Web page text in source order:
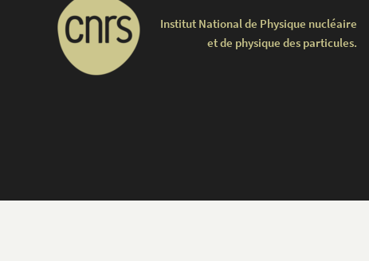
Institut National de Physique nucléaire
et de physique des particules.